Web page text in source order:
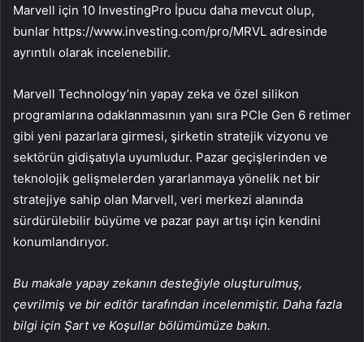
Marvell için 10 InvestingPro İpucu daha mevcut olup,
bunlar https://www.investing.com/pro/MRVL adresinde
ayrıntılı olarak incelenebilir.
Marvell Technology’nin yapay zeka ve özel silikon
programlarına odaklanmasının yanı sıra PCIe Gen 6 retimer
gibi yeni pazarlara girmesi, şirketin stratejik vizyonu ve
sektörün gidişatıyla uyumludur. Pazar geçişlerinden ve
teknolojik gelişmelerden yararlanmaya yönelik net bir
stratejiye sahip olan Marvell, veri merkezi alanında
sürdürülebilir büyüme ve pazar payı artışı için kendini
konumlandırıyor.
Bu makale yapay zekanın desteğiyle oluşturulmuş,
çevrilmiş ve bir editör tarafından incelenmiştir. Daha fazla
bilgi için Şart ve Koşullar bölümümüze bakın.